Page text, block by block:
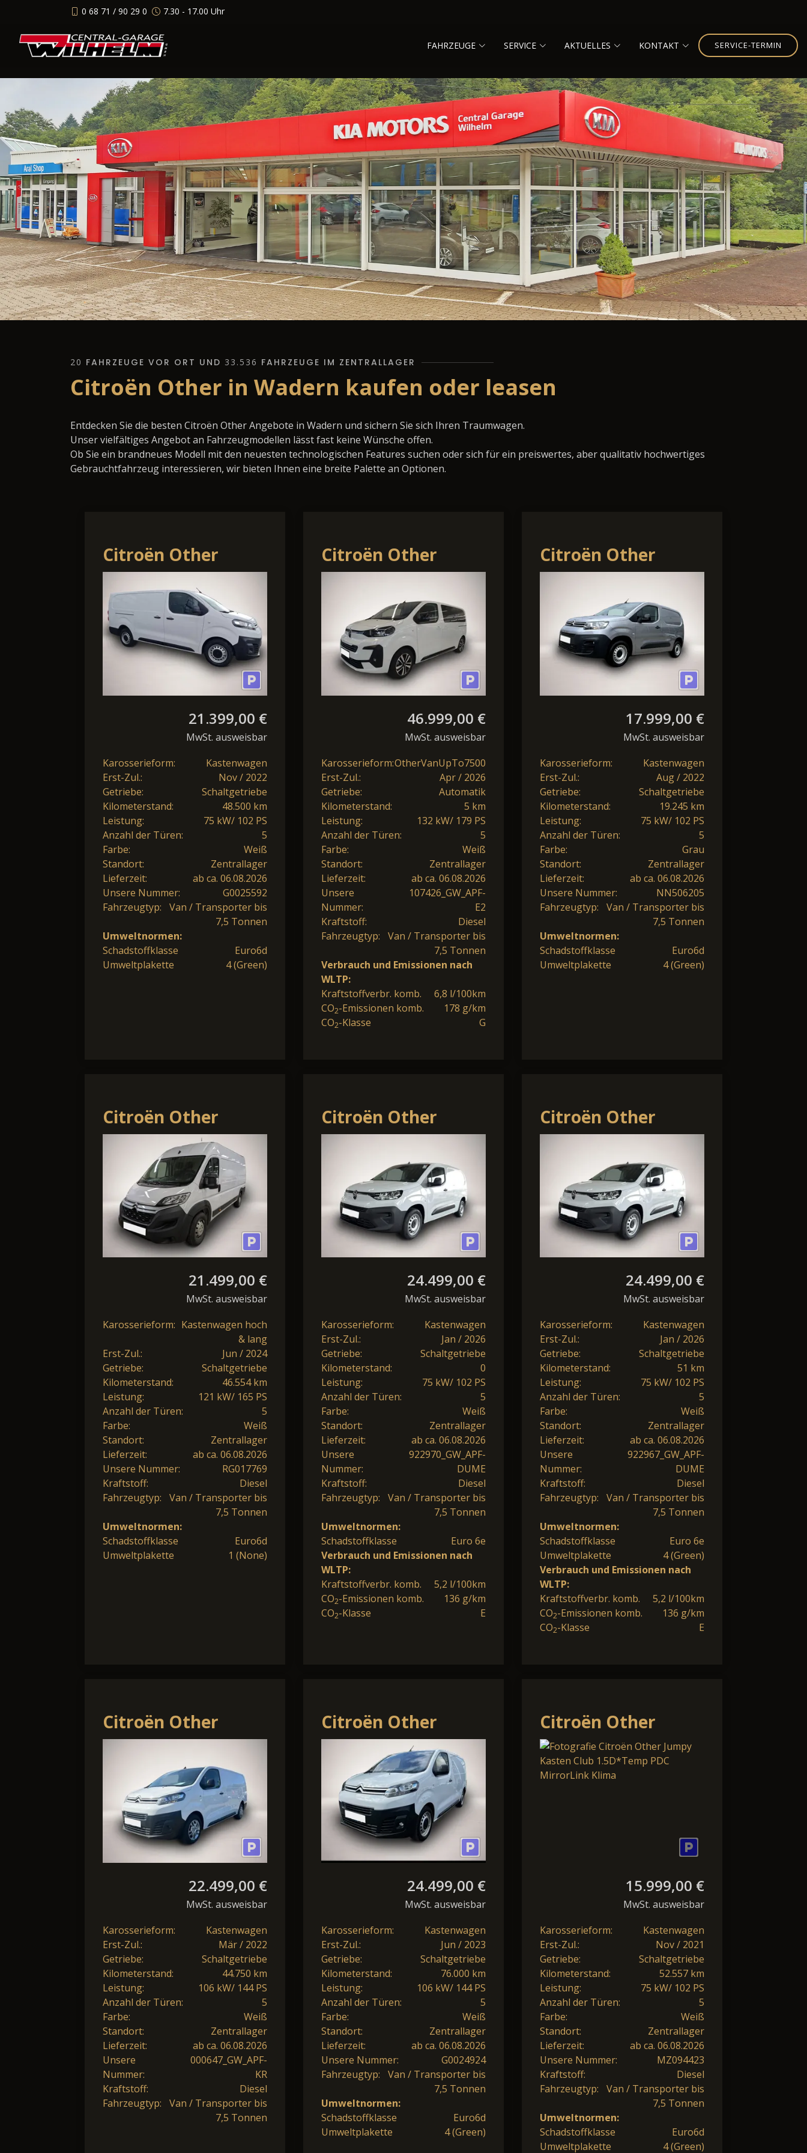
0 68 71 / 90 29 0 7.30 - 17.00 Uhr
FAHRZEUGE SERVICE AKTUELLES KONTAKT SERVICE-TERMIN
20 FAHRZEUGE VOR ORT UND 33.536 FAHRZEUGE IM ZENTRALLAGER
Citroën Other in Wadern kaufen oder leasen
Entdecken Sie die besten Citroën Other Angebote in Wadern und sichern Sie sich Ihren Traumwagen.
Unser vielfältiges Angebot an Fahrzeugmodellen lässt fast keine Wünsche offen.
Ob Sie ein brandneues Modell mit den neuesten technologischen Features suchen oder sich für ein preiswertes, aber qualitativ hochwertiges
Gebrauchtfahrzeug interessieren, wir bieten Ihnen eine breite Palette an Optionen.
Citroën Other
Jumpy L3 Control
1.5 BlueHDi 102 S&S
BVM6 E6.3
21.399,00 €
MwSt. ausweisbar
Karosserieform:
Kastenwagen
Erst-Zul.:
Nov / 2022
Getriebe:
Schaltgetriebe
Kilometerstand:
48.500 km
Leistung:
75 kW/ 102 PS
Anzahl der Türen:
5
Farbe:
Weiß
Standort:
Zentrallager
Lieferzeit:
ab ca. 06.08.2026
Unsere Nummer:
G0025592
Fahrzeugtyp:
Van / Transporter bis
7,5 Tonnen
Umweltnormen:
Schadstoffklasse
Euro6d
Umweltplakette
4 (Green)
Citroën Other
SpaceTourer Max
M Diesel 180
Automatik
46.999,00 €
MwSt. ausweisbar
Karosserieform:OtherVanUpTo7500
Erst-Zul.:
Apr / 2026
Getriebe:
Automatik
Kilometerstand:
5 km
Leistung:
132 kW/ 179 PS
Anzahl der Türen:
5
Farbe:
Weiß
Standort:
Zentrallager
Lieferzeit:
ab ca. 06.08.2026
Unsere
Nummer:
107426_GW_APF-
E2
Kraftstoff:
Diesel
Fahrzeugtyp:
Van / Transporter bis
7,5 Tonnen
Verbrauch und Emissionen nach
WLTP:
Kraftstoffverbr. komb.
6,8 l/100km
CO2-Emissionen komb.
178 g/km
CO2-Klasse G
Citroën Other
Berlingo Kasten 1.5
BlueHDi 100 L1
Club *PDC NS*
17.999,00 €
MwSt. ausweisbar
Karosserieform:
Kastenwagen
Erst-Zul.:
Aug / 2022
Getriebe:
Schaltgetriebe
Kilometerstand:
19.245 km
Leistung:
75 kW/ 102 PS
Anzahl der Türen:
5
Farbe:
Grau
Standort:
Zentrallager
Lieferzeit:
ab ca. 06.08.2026
Unsere Nummer:
NN506205
Fahrzeugtyp:
Van / Transporter bis
7,5 Tonnen
Umweltnormen:
Schadstoffklasse
Euro6d
Umweltplakette
4 (Green)
Citroën Other
Jumper
Grossraumkasten
L4H2 Navi Kamera
21.499,00 €
MwSt. ausweisbar
Karosserieform: Kastenwagen hoch
& lang
Erst-Zul.:
Jun / 2024
Getriebe:
Schaltgetriebe
Kilometerstand:
46.554 km
Leistung:
121 kW/ 165 PS
Anzahl der Türen:
5
Farbe:
Weiß
Standort:
Zentrallager
Lieferzeit:
ab ca. 06.08.2026
Unsere Nummer:
RG017769
Kraftstoff:
Diesel
Fahrzeugtyp:
Van / Transporter bis
7,5 Tonnen
Umweltnormen:
Schadstoffklasse
Euro6d
Umweltplakette
1 (None)
Citroën Other
Berlingo
Kastenwagen XL
Diesel 100 L2H1/XL
24.499,00 €
MwSt. ausweisbar
Karosserieform:
Kastenwagen
Erst-Zul.:
Jan / 2026
Getriebe:
Schaltgetriebe
Kilometerstand:
0
Leistung:
75 kW/ 102 PS
Anzahl der Türen:
5
Farbe:
Weiß
Standort:
Zentrallager
Lieferzeit:
ab ca. 06.08.2026
Unsere
Nummer:
922970_GW_APF-
DUME
Kraftstoff:
Diesel
Fahrzeugtyp:
Van / Transporter bis
7,5 Tonnen
Umweltnormen:
Schadstoffklasse
Euro 6e
Verbrauch und Emissionen nach
WLTP:
Kraftstoffverbr. komb.
5,2 l/100km
CO2-Emissionen komb.
136 g/km
CO2-Klasse E
Citroën Other
Berlingo Kasten
L2H1 XL 1.5 Sofort
Verfügbar LED
24.499,00 €
MwSt. ausweisbar
Karosserieform:
Kastenwagen
Erst-Zul.:
Jan / 2026
Getriebe:
Schaltgetriebe
Kilometerstand:
51 km
Leistung:
75 kW/ 102 PS
Anzahl der Türen:
5
Farbe:
Weiß
Standort:
Zentrallager
Lieferzeit:
ab ca. 06.08.2026
Unsere
Nummer:
922967_GW_APF-
DUME
Kraftstoff:
Diesel
Fahrzeugtyp:
Van / Transporter bis
7,5 Tonnen
Umweltnormen:
Schadstoffklasse
Euro 6e
Umweltplakette
4 (Green)
Verbrauch und Emissionen nach
WLTP:
Kraftstoffverbr. komb.
5,2 l/100km
CO2-Emissionen komb.
136 g/km
CO2-Klasse E
Citroën Other
Jumpy Kasten
(05.2016->) Club XL
22.499,00 €
MwSt. ausweisbar
Karosserieform:
Kastenwagen
Erst-Zul.:
Mär / 2022
Getriebe:
Schaltgetriebe
Kilometerstand:
44.750 km
Leistung:
106 kW/ 144 PS
Anzahl der Türen:
5
Farbe:
Weiß
Standort:
Zentrallager
Lieferzeit:
ab ca. 06.08.2026
Unsere
Nummer:
000647_GW_APF-
KR
Kraftstoff:
Diesel
Fahrzeugtyp:
Van / Transporter bis
7,5 Tonnen
Citroën Other
Jumpy M 145 Club,
Navi,Klima,Assistenzsysteme
24.499,00 €
MwSt. ausweisbar
Karosserieform:
Kastenwagen
Erst-Zul.:
Jun / 2023
Getriebe:
Schaltgetriebe
Kilometerstand:
76.000 km
Leistung:
106 kW/ 144 PS
Anzahl der Türen:
5
Farbe:
Weiß
Standort:
Zentrallager
Lieferzeit:
ab ca. 06.08.2026
Unsere Nummer:
G0024924
Fahrzeugtyp:
Van / Transporter bis
7,5 Tonnen
Umweltnormen:
Schadstoffklasse
Euro6d
Umweltplakette
4 (Green)
Citroën Other
Jumpy Kasten Club
1.5D*Temp PDC
15.999,00 €
MwSt. ausweisbar
Karosserieform:
Kastenwagen
Erst-Zul.:
Nov / 2021
Getriebe:
Schaltgetriebe
Kilometerstand:
52.557 km
Leistung:
75 kW/ 102 PS
Anzahl der Türen:
5
Farbe:
Weiß
Standort:
Zentrallager
Lieferzeit:
ab ca. 06.08.2026
Unsere Nummer:
MZ094423
Kraftstoff:
Diesel
Fahrzeugtyp:
Van / Transporter bis
7,5 Tonnen
Umweltnormen:
Schadstoffklasse
Euro6d
Umweltplakette
4 (Green)